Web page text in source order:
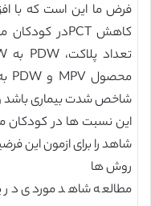
شاخص شدت بیماری باشد
این نسبت ها در کودکان
شاهد را برای ازمون این
روش ها
مطالعه شاهد موردی در